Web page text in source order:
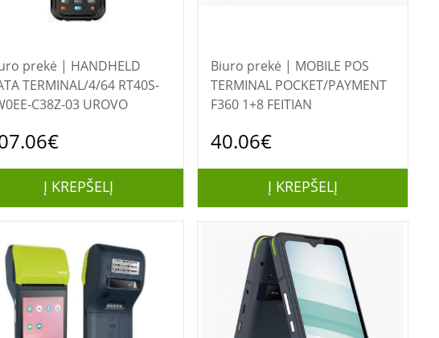
prekė | HANDHELD
TERMINAL/4/64 RT40S-
C38Z-03 UROVO
Į KREPŠELĮ
Biuro prekė | MOBILE POS
TERMINAL POCKET/PAYMENT
F360 1+8 FEITIAN
40.06€
Į KREPŠELĮ